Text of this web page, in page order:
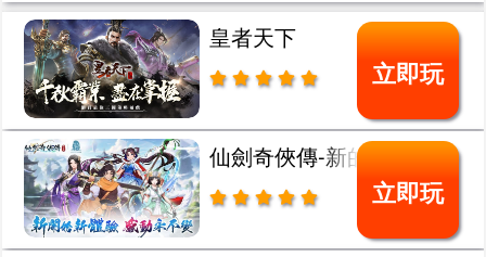
皇者天下
立即玩
仙劍奇俠傳-新的開始
立即玩